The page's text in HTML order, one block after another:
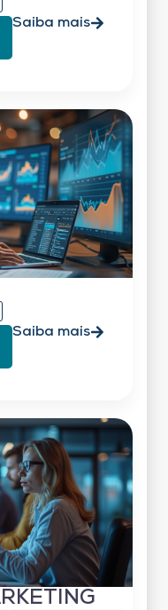
Saiba mais
Saiba mais